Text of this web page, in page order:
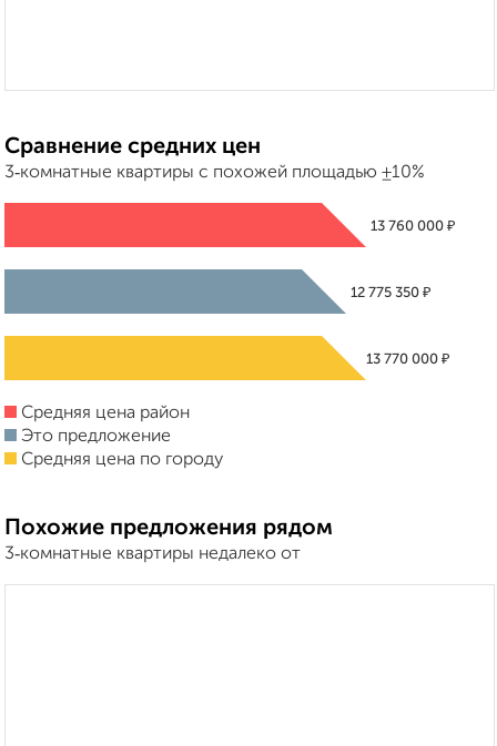
Сравнение средних цен
3‑комнатные квартиры с похожей площадью ±10%
13 760 000 ₽
12 775 350₽
13 770 000 ₽
Средняя цена район
Это предложение
Средняя цена по городу
Похожие предложения рядом
3‑комнатные квартиры недалеко от